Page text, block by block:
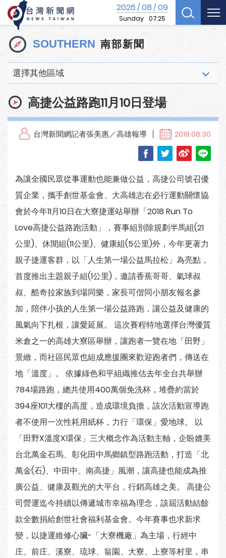
2026/08/09
Sunday 07:25
SOUTHERN 南部新聞
選擇其他區域
高捷公益路跑11月10日登場
台灣新聞網記者張美惠／高雄報導 2018.08.30
為讓全國民眾從事運動也能兼做公益，高捷公司號召優
質企業，攜手創世基金會、大高雄志在必行運動關懷協
會於今年11月10日在大寮捷運站舉辦「2018 Run To
Love高捷公益路跑活動」，賽事組別除規劃半馬組(21
公里)、休閒組(11公里)、健康組(5公里)外，今年更著力
親子捷運客群，以「人生第一場公益馬拉松」為亮點，
首度推出主題親子組(1公里)，邀請香蕉哥哥、氣球叔
叔、酷奇拉家族到場同樂，家長可偕同小朋友報名參
加，陪伴小孩的人生第一場公益路跑，讓公益及健康的
風氣向下扎根，讓愛延展。 這次賽程特地選擇台灣優質
米倉之一的高雄大寮區舉辦，讓跑者一覽在地「田野」
景緻，而社區民眾也組成應援團來歡迎跑者們，傳送在
地「溫度」。 依據綠色和平組織推估去年全台共舉辦
784場路跑，總共使用400萬個免洗杯，堆疊約當於
394座101大樓的高度，造成環境負擔，該次活動宣導跑
者不使用一次性耗用紙杯，力行「環保」愛地球。 以
「田野X溫度X環保」三大概念作為活動主軸，企盼媲美
台北萬金石馬、彰化田中馬鄉鎮型路跑活動，打造「北
萬金(石)、中田中、南高捷」風潮，讓高捷也能成為推
廣公益、健康及觀光的大平台，行銷高雄之美。 高捷公
司營運迄今持續以傳遞城市幸福為理念，該屆活動結餘
款全數捐給創世社會福利基金會。今年賽事也求新求
變，以捷運維修心臟-「大寮機廠」為主場，行經中
庄、前庄、溪寮、琉球、翁園、大寮、上寮等村里，串